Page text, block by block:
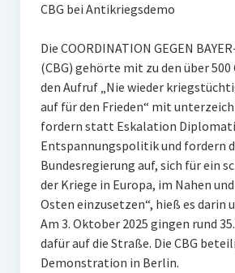
CBG bei Antikriegsdemo
Die COORDINATION GEGEN
(CBG) gehörte mit zu den über 500
den Aufruf „Nie wieder
auf für den Frieden“ mit
fordern statt Eskalation
Entspannungspolitik und fordern
Bundesregierung auf, sich für ein
der Kriege in Europa, im Nahen
Osten einzusetzen“, hieß es darin
Am 3. Oktober 2025 gingen rund
dafür auf die Straße. Die CBG
Demonstration in Berlin.